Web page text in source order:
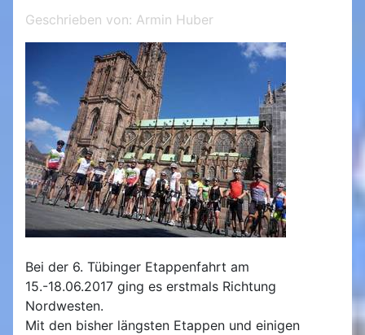
Geschrieben von: Armin Huber
Bei der 6. Tübinger Etappenfahrt am
15.-18.06.2017 ging es erstmals Richtung
Nordwesten.
Mit den bisher längsten Etappen und einigen